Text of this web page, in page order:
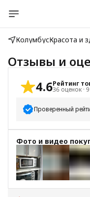
КолумбусКрасота и
Отзывы и
4.6Рейтинг
36 оценок · 9
Проверенный
5 звёзд
4 звезды
3 звезды
2 звезды
1 звезда
Фото и видео